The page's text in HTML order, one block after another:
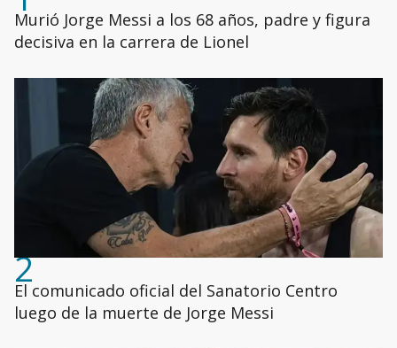
Murió Jorge Messi a los 68 años, padre y figura
decisiva en la carrera de Lionel
2
El comunicado oficial del Sanatorio Centro
luego de la muerte de Jorge Messi